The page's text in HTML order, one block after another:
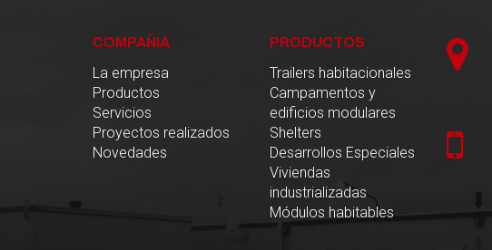
COMPAÑIA
La empresa
Productos
Servicios
Proyectos realizados
Novedades
PRODUCTOS
Trailers habitacionales
Campamentos y
edificios modulares
Shelters
Desarrollos Especiales
Viviendas
industrializadas
Módulos habitables